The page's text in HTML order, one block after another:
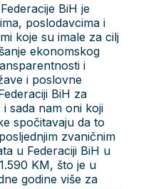
BiH je
poslodavcima i
koje su imale za cilj
ekonomskog
i
i poslovne
BiH za
sada nam oni koji
spočitavaju da to
zvaničnim
u Federaciji BiH u
KM, što je u
godine više za